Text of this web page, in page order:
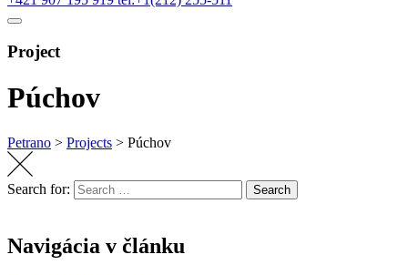
Project
Púchov
Petrano > Projects > Púchov
Search for: Search
Navigácia v článku